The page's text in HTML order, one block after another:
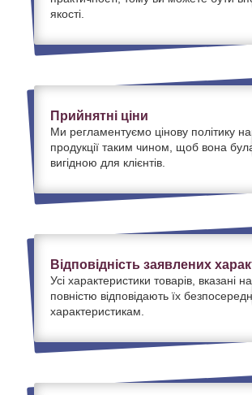
якості.
Прийнятні ціни
Ми регламентуємо цінову політику
продукції таким чином, щоб вона
вигідною для клієнтів.
Відповідність заявлених
Усі характеристики товарів, вказані на
повністю відповідають їх
характеристикам.